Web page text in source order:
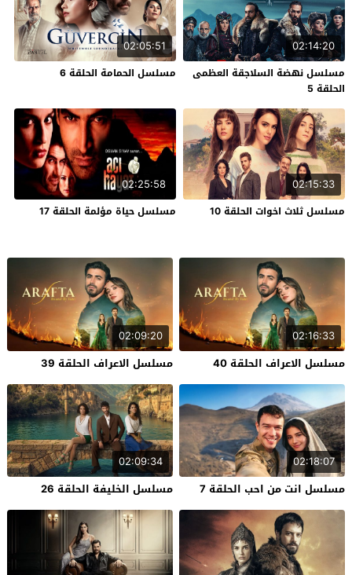
02:14:20
مسلسل نهضة السلاجقة العظمى
الحلقة 5
02:05:51
مسلسل الحمامة الحلقة 6
02:15:33
مسلسل ثلاث اخوات الحلقة 10
02:25:58
مسلسل حياة مؤلمة الحلقة 17
02:16:33
مسلسل الاعراف الحلقة 40
02:09:20
مسلسل الاعراف الحلقة 39
02:18:07
مسلسل انت من احب الحلقة 7
02:09:34
مسلسل الخليفة الحلقة 26